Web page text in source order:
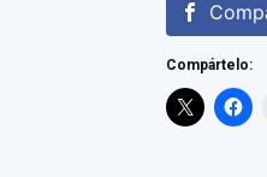
Compártelo: